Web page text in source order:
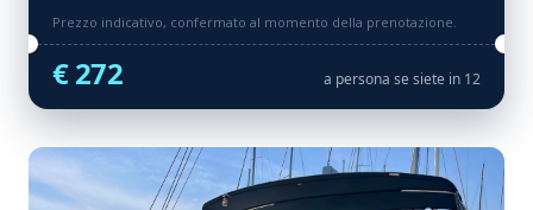
Prezzo indicativo, confermato al momento della prenotazione.
€ 272 a persona se siete in 12